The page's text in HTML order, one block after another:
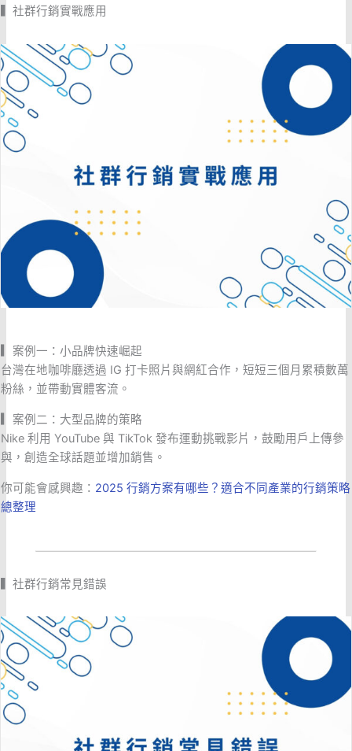
▍社群行銷實戰應用
案例一：小品牌快速崛起
台灣在地咖啡廳透過 IG 打卡照片與網紅合作，短短三個月累積數萬
粉絲，並帶動實體客流。
案例二：大型品牌的策略
Nike 利用 YouTube 與 TikTok 發布運動挑戰影片，鼓勵用戶上傳參
與，創造全球話題並增加銷售。
你可能會感興趣： 2025 行銷方案有哪些？適合不同產業的行銷策略
總整理
▍社群行銷常見錯誤